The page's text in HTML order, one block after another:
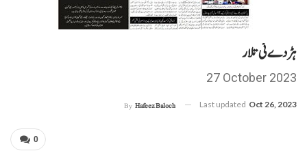
ہڑدے ئی تلار
27 October 2023
By Hafeez Baloch Last updated Oct 26, 2023
0